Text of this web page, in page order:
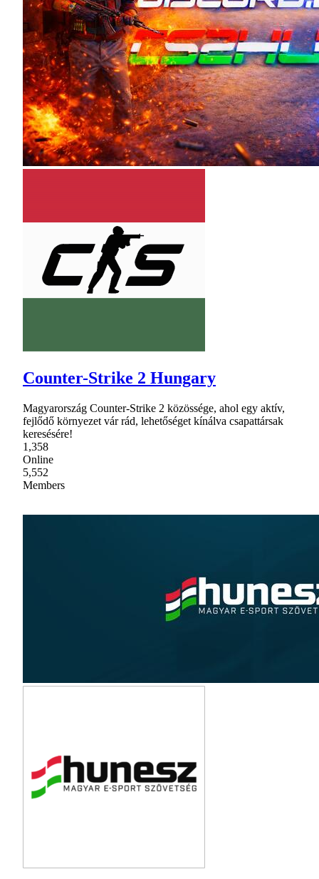
Counter-Strike 2 Hungary
Magyarország Counter-Strike 2 közössége, ahol egy aktív,
fejlődő környezet vár rád, lehetőséget kínálva csapattársak
keresésére!
1,358
Online
5,552
Members